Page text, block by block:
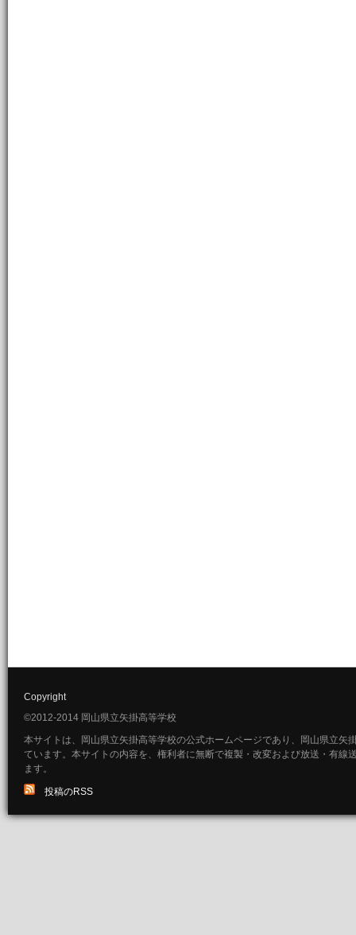
Copyright
©2012-2014 岡山県立矢掛高等学校
本サイトは、岡山県立矢掛高等学校の公式ホームページであり、岡山県立矢
ています。本サイトの内容を、権利者に無断で複製・改変および放送・有線
ます。
投稿のRSS